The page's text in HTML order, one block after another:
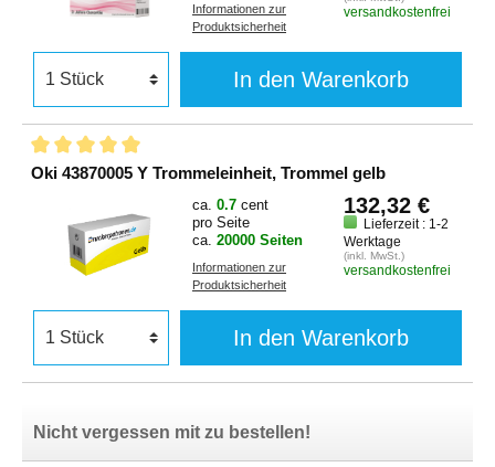
Informationen zur
Produktsicherheit
versandkostenfrei
In den Warenkorb
Oki 43870005 Y Trommeleinheit, Trommel gelb
ca. 0.7 cent
pro Seite
ca. 20000 Seiten
Informationen zur
Produktsicherheit
132,32 €
Lieferzeit : 1-2
Werktage
(inkl. MwSt.)
versandkostenfrei
In den Warenkorb
Nicht vergessen mit zu bestellen!